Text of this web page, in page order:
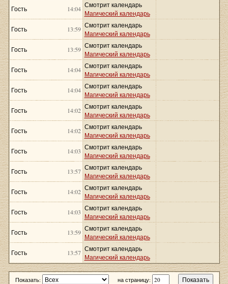
14:04
Гость
Смотрит календарь
Магический календарь
13:59
Гость
Смотрит календарь
Магический календарь
13:59
Гость
Смотрит календарь
Магический календарь
14:04
Гость
Смотрит календарь
Магический календарь
14:04
Гость
Смотрит календарь
Магический календарь
14:02
Гость
Смотрит календарь
Магический календарь
14:02
Гость
Смотрит календарь
Магический календарь
14:03
Гость
Смотрит календарь
Магический календарь
13:57
Гость
Смотрит календарь
Магический календарь
14:02
Гость
Смотрит календарь
Магический календарь
14:03
Гость
Смотрит календарь
Магический календарь
13:59
Гость
Смотрит календарь
Магический календарь
13:57
Гость
Смотрит календарь
Магический календарь
Показать: на страницу: